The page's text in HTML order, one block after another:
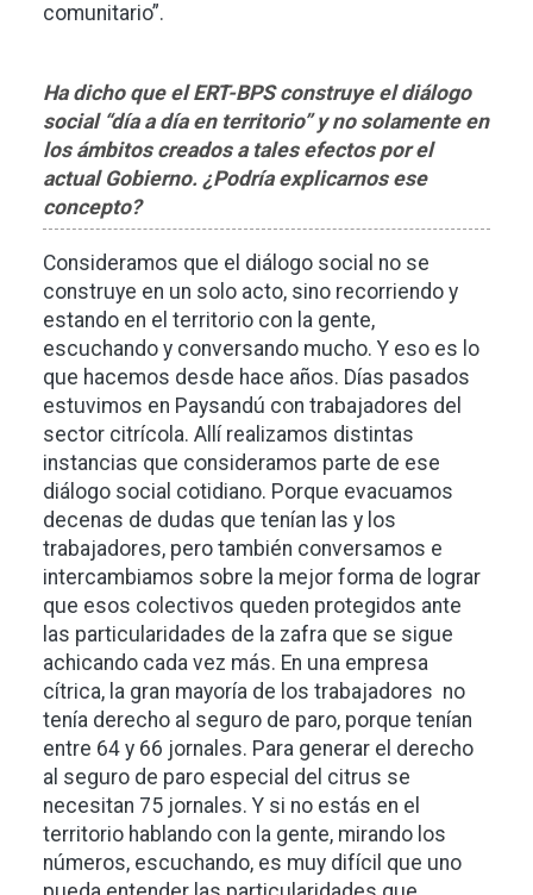
comunitario”.
Ha dicho que el ERT-BPS construye el diálogo
social “día a día en territorio” y no solamente en
los ámbitos creados a tales efectos por el
actual Gobierno. ¿Podría explicarnos ese
concepto?
Consideramos que el diálogo social no se
construye en un solo acto, sino recorriendo y
estando en el territorio con la gente,
escuchando y conversando mucho. Y eso es lo
que hacemos desde hace años. Días pasados
estuvimos en Paysandú con trabajadores del
sector citrícola. Allí realizamos distintas
instancias que consideramos parte de ese
diálogo social cotidiano. Porque evacuamos
decenas de dudas que tenían las y los
trabajadores, pero también conversamos e
intercambiamos sobre la mejor forma de lograr
que esos colectivos queden protegidos ante
las particularidades de la zafra que se sigue
achicando cada vez más. En una empresa
cítrica, la gran mayoría de los trabajadores no
tenía derecho al seguro de paro, porque tenían
entre 64 y 66 jornales. Para generar el derecho
al seguro de paro especial del citrus se
necesitan 75 jornales. Y si no estás en el
territorio hablando con la gente, mirando los
números, escuchando, es muy difícil que uno